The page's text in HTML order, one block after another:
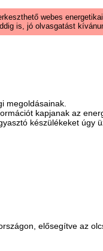
webes
is, jó olvasgatást
megoldásainak.
kapjanak az
készülékeket
elősegítve az